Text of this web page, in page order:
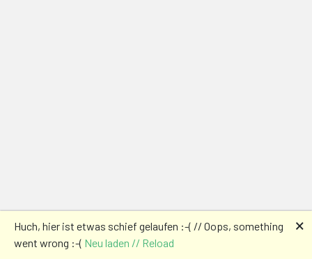
Huch, hier ist etwas schief gelaufen :-( // Oops, something
went wrong :-( Neu laden // Reload
🗙